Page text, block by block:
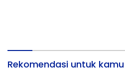
Rekomendasi untuk kamu